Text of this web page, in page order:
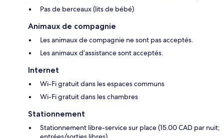
Pas de berceaux (lits de bébé)
Animaux de compagnie
Les animaux de compagnie ne sont pas acceptés.
Les animaux d’assistance sont acceptés.
Internet
Wi-Fi gratuit dans les espaces communs
Wi-Fi gratuit dans les chambres
Stationnement
Stationnement libre-service sur place (15.00 CAD par nuit;